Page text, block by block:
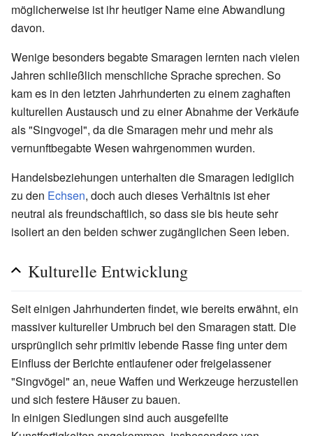
möglicherweise ist ihr heutiger Name eine Abwandlung
davon.
Wenige besonders begabte Smaragen lernten nach vielen
Jahren schließlich menschliche Sprache sprechen. So
kam es in den letzten Jahrhunderten zu einem zaghaften
kulturellen Austausch und zu einer Abnahme der Verkäufe
als "Singvogel", da die Smaragen mehr und mehr als
vernunftbegabte Wesen wahrgenommen wurden.
Handelsbeziehungen unterhalten die Smaragen lediglich
zu den Echsen, doch auch dieses Verhältnis ist eher
neutral als freundschaftlich, so dass sie bis heute sehr
isoliert an den beiden schwer zugänglichen Seen leben.
Kulturelle Entwicklung
Seit einigen Jahrhunderten findet, wie bereits erwähnt, ein
massiver kultureller Umbruch bei den Smaragen statt. Die
ursprünglich sehr primitiv lebende Rasse fing unter dem
Einfluss der Berichte entlaufener oder freigelassener
"Singvögel" an, neue Waffen und Werkzeuge herzustellen
und sich festere Häuser zu bauen.
In einigen Siedlungen sind auch ausgefeilte